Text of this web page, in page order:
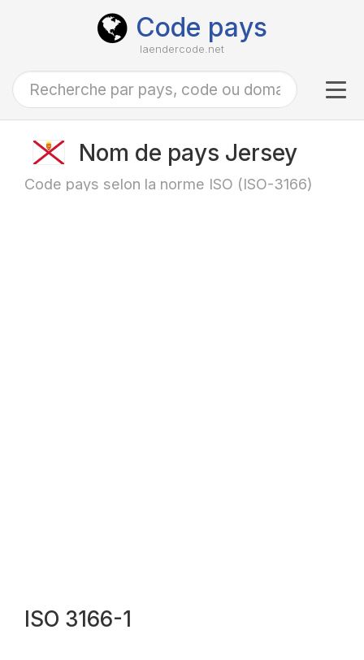
Code pays
laendercode.net
Nom de pays Jersey
Code pays selon la norme ISO (ISO-3166)
ISO 3166-1